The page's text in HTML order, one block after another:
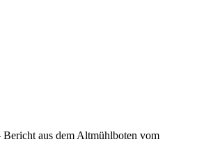
aus dem Altmühl­bo­ten vom